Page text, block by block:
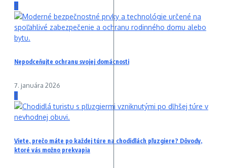
2
Nepodceňujte ochranu svojej domácnosti
7. januára 2026
3
Viete, prečo máte po každej túre na chodidlách pľuzgiere? Dôvody,
ktoré vás možno prekvapia